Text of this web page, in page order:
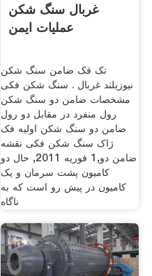
غربال سنگ شکن
عملیات ایمن
تک فک ضامن سنگ شکن
نیوزیلند غربال . سنگ شکن فکی
مشخصات ضامن دو سنگ شکن
رول منفرد در مقابل دو رول
ضامن دو سنگ شکن اولیه فک
ژاک سنگ شکن فکی نقشه
ضامن دو,1 فوریه 2011, حال دو
کامیون پشت سرمان و یک
کامیون در پیش رو است که به
ناگاه